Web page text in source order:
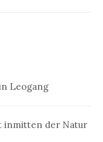
Leogang
inmitten der Natur